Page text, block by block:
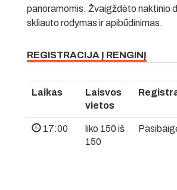
panoramomis. Žvaigždėto naktinio
skliauto rodymas ir apibūdinimas.
REGISTRACIJA Į RENGINĮ
Laikas
Laisvos
vietos
17:00
liko 150 iš
150